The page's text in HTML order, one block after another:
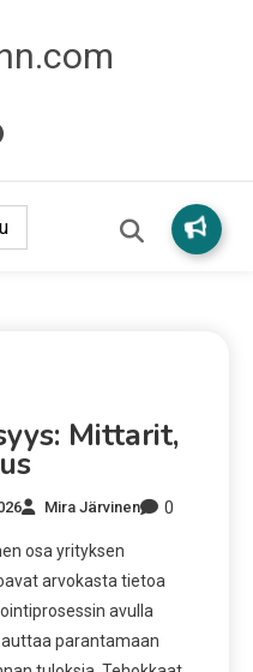
Mittarit,
Mira Järvinen 0
osa yrityksen
arvokasta tietoa
avulla
parantamaan